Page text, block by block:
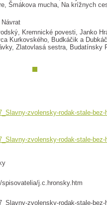
Šmákova mucha, Na krížnych
Návrat
Kremnické povesti, Janko
Kurkovského, Budkáčik a
Zlatovlasá sestra, Budatínsky
zvolensky-rodak-stale-bez-
zvolensky-rodak-stale-bez-
j.c.hronsky.htm
zvolensky-rodak-stale-bez-